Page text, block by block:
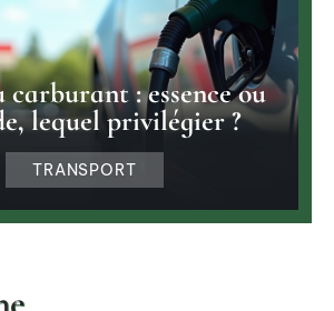
carburant : essence ou
lequel privilégier ?
TRANSPORT